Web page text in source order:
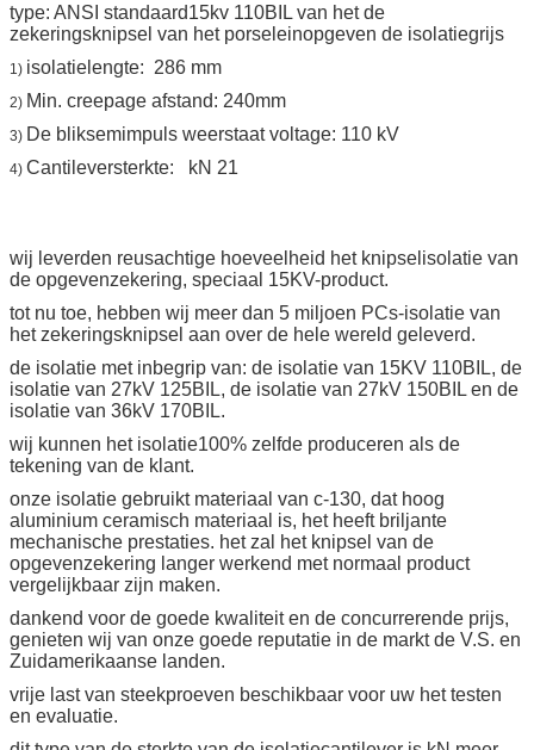
type: ANSI standaard15kv 110BIL van het de
zekeringsknipsel van het porseleinopgeven de isolatiegrijs
1) isolatielengte: 286 mm
2) Min. creepage afstand: 240mm
3) De bliksemimpuls weerstaat voltage: 110 kV
4) Cantileversterkte: kN 21
wij leverden reusachtige hoeveelheid het knipselisolatie van
de opgevenzekering, speciaal 15KV-product.
tot nu toe, hebben wij meer dan 5 miljoen PCs-isolatie van
het zekeringsknipsel aan over de hele wereld geleverd.
de isolatie met inbegrip van: de isolatie van 15KV 110BIL, de
isolatie van 27kV 125BIL, de isolatie van 27kV 150BIL en de
isolatie van 36kV 170BIL.
wij kunnen het isolatie100% zelfde produceren als de
tekening van de klant.
onze isolatie gebruikt materiaal van c-130, dat hoog
aluminium ceramisch materiaal is, het heeft briljante
mechanische prestaties. het zal het knipsel van de
opgevenzekering langer werkend met normaal product
vergelijkbaar zijn maken.
dankend voor de goede kwaliteit en de concurrerende prijs,
genieten wij van onze goede reputatie in de markt de V.S. en
Zuidamerikaanse landen.
vrije last van steekproeven beschikbaar voor uw het testen
en evaluatie.